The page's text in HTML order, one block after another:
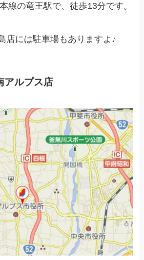
線の竜王駅で、徒歩13分です。
店には駐車場もありますよ♪
アルプス店